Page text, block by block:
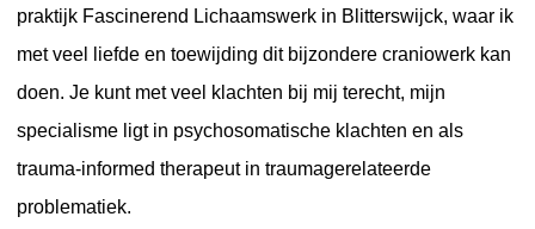
praktijk Fascinerend Lichaamswerk in Blitterswijck, waar ik
met veel liefde en toewijding dit bijzondere craniowerk kan
doen. Je kunt met veel klachten bij mij terecht, mijn
specialisme ligt in psychosomatische klachten en als
trauma-informed therapeut in traumagerelateerde
problematiek.